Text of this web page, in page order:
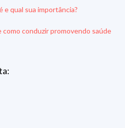
e qual sua importância?
conduzir promovendo saúde